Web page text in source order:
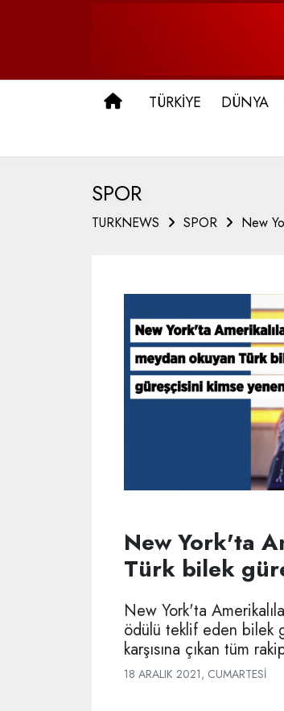
ANA SAYFA
TÜRKİYE DÜNYA
SPOR
TURKNEWS SPOR New
New York'ta
Türk bilek
New York'ta
ödülü teklif eden bilek
karşısına çıkan tüm
18 ARALIK 2021, CUMARTESI